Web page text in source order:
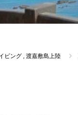
ビング 渡嘉敷島上陸